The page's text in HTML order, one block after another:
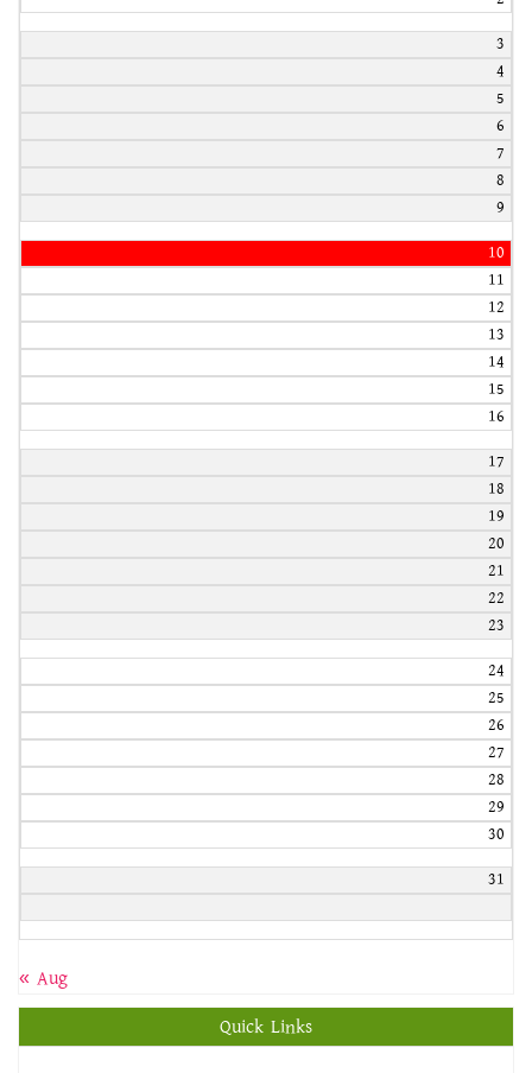
3
4
5
6
7
8
9
10
11
12
13
14
15
16
17
18
19
20
21
22
23
24
25
26
27
28
29
30
31
« Aug
Quick Links